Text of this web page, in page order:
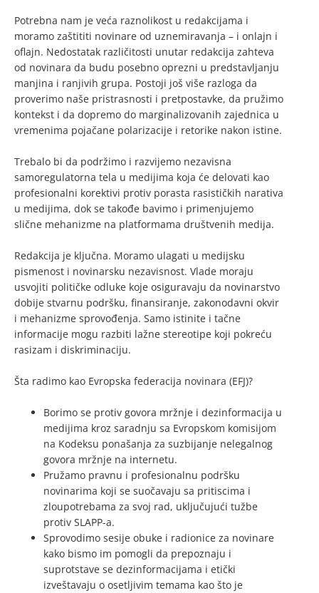
Potrebna nam je veća raznolikost u redakcijama i
moramo zaštititi novinare od uznemiravanja – i onlajn i
oflajn. Nedostatak različitosti unutar redakcija zahteva
od novinara da budu posebno oprezni u predstavljanju
manjina i ranjivih grupa. Postoji još više razloga da
proverimo naše pristrasnosti i pretpostavke, da pružimo
kontekst i da dopremo do marginalizovanih zajednica u
vremenima pojačane polarizacije i retorike nakon istine.
Trebalo bi da podržimo i razvijemo nezavisna
samoregulatorna tela u medijima koja će delovati kao
profesionalni korektivi protiv porasta rasističkih narativa
u medijima, dok se takođe bavimo i primenjujemo
slične mehanizme na platformama društvenih medija.
Redakcija je ključna. Moramo ulagati u medijsku
pismenost i novinarsku nezavisnost. Vlade moraju
usvojiti političke odluke koje osiguravaju da novinarstvo
dobije stvarnu podršku, finansiranje, zakonodavni okvir
i mehanizme sprovođenja. Samo istinite i tačne
informacije mogu razbiti lažne stereotipe koji pokreću
rasizam i diskriminaciju.
Šta radimo kao Evropska federacija novinara (EFJ)?
Borimo se protiv govora mržnje i dezinformacija u
medijima kroz saradnju sa Evropskom komisijom
na Kodeksu ponašanja za suzbijanje nelegalnog
govora mržnje na internetu.
Pružamo pravnu i profesionalnu podršku
novinarima koji se suočavaju sa pritiscima i
zloupotrebama za svoj rad, uključujući tužbe
protiv SLAPP-a.
Sprovodimo sesije obuke i radionice za novinare
kako bismo im pomogli da prepoznaju i
suprotstave se dezinformacijama i etički
izveštavaju o osetljivim temama kao što je